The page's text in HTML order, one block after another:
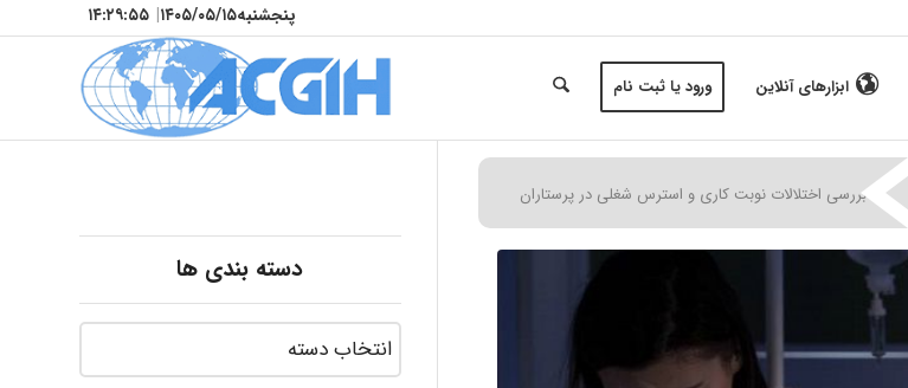
پنجشنبه۱۴۰۵/۰۵/۱۵| ۱۴:۲۹:۵۷
ابزارهای آنلاین ورود یا ثبت نام
| بررسی اختلالات نوبت کاری و استرس شغلی در پرستاران
دسته بندی ها